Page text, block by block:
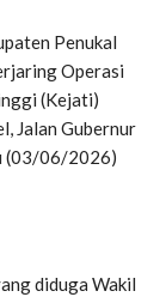
Penukal
Operasi
(Kejati)
Jalan Gubernur
(03/06/2026)
diduga Wakil